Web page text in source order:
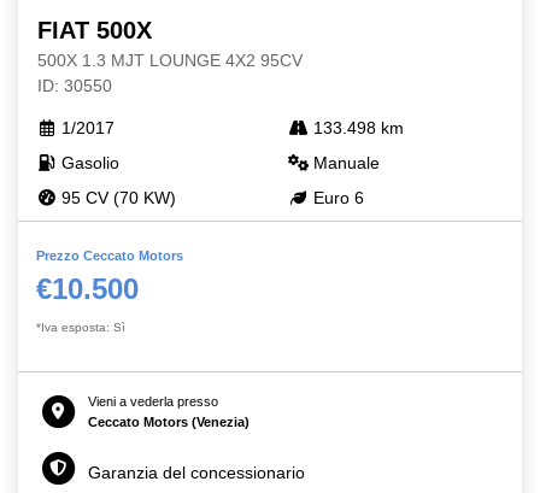
FIAT 500X
500X 1.3 MJT LOUNGE 4X2 95CV
ID: 30550
1/2017
133.498 km
Gasolio
Manuale
95 CV (70 KW)
Euro 6
Prezzo Ceccato Motors
€10.500
*Iva esposta: Sì
Vieni a vederla presso
Ceccato Motors (Venezia)
Garanzia del concessionario